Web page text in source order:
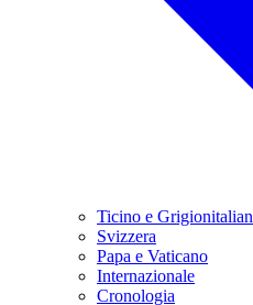
Ticino e
Svizzera
Papa e Vaticano
Internazionale
Cronologia